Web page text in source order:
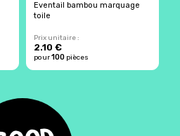
Eventail bambou marquage
toile
Prix unitaire :
2.10 €
pour100 pièces